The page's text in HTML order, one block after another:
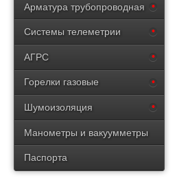
Арматура трубопроводная
Системы телеметрии
АГРС
Горелки газовые
Шумоизоляция
Манометры и вакуумметры
Паспорта